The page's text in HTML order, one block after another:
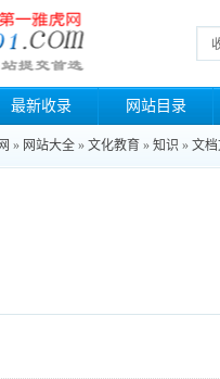
最新收录 网站目录
» 网站大全 » 文化教育 » 知识 » 文